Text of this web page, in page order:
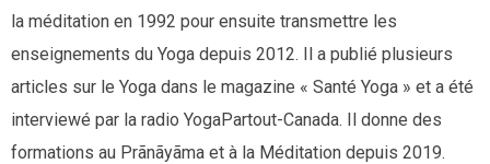
la méditation en 1992 pour ensuite transmettre les
enseignements du Yoga depuis 2012. Il a publié plusieurs
articles sur le Yoga dans le magazine « Santé Yoga » et a été
interviewé par la radio YogaPartout-Canada. Il donne des
formations au Prãnãyãma et à la Méditation depuis 2019.